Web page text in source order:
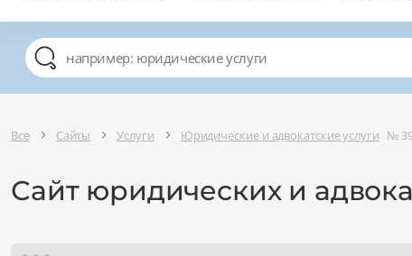
Все Сайты Услуги Юридические и адвокатские услуги №
Сайт юридических и